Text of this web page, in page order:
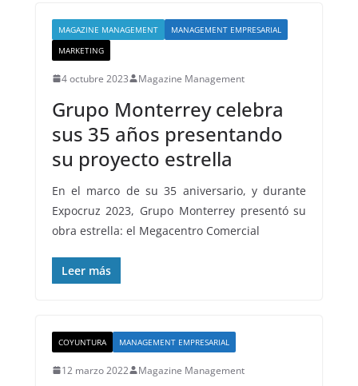
MAGAZINE MANAGEMENT
MANAGEMENT EMPRESARIAL
MARKETING
4 octubre 2023 Magazine Management
Grupo Monterrey celebra
sus 35 años presentando
su proyecto estrella
En el marco de su 35 aniversario, y durante
Expocruz 2023, Grupo Monterrey presentó su
obra estrella: el Megacentro Comercial
Leer más
COYUNTURA MANAGEMENT EMPRESARIAL
12 marzo 2022 Magazine Management